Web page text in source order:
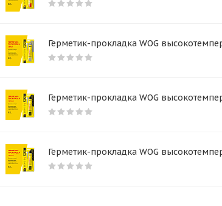
Герметик-прокладка WOG
Герметик-прокладка WOG
Герметик-прокладка WOG